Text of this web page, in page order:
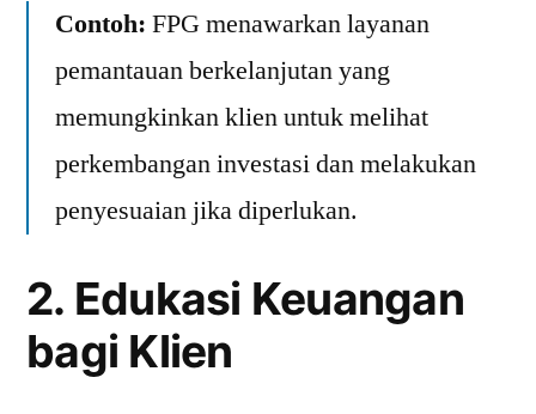
Contoh: FPG menawarkan layanan
pemantauan berkelanjutan yang
memungkinkan klien untuk melihat
perkembangan investasi dan melakukan
penyesuaian jika diperlukan.
2. Edukasi Keuangan
bagi Klien